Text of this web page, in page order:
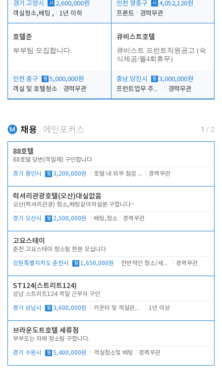
경기 고양시 시
2,600,000원
객실청소,베팅 ,
1년 이하
인천 영종구 시
4,052,120원
프론트
경력무관
호텔준
부부팀 모집합니다.
인천 중구 월 5,000,000원
객실 및 호텔청소
경력무관
큐비스트호텔
큐비스트 프런트직원공고 (숙
식제공/월4회휴무)
충남 당진시 월 3,000,000원
프런트업무 주간, 야간
경력무관
채용 메인포커스 1 / 2
88호텔
88호텔 당번(격일제) 구인합니다
경기 용인시 월 3,200,000원 호텔 내 외부 점검 및 프런트 운영 경력무관
럭셔리관광호텔(오산)대실없음
오산(럭셔리관광) 청소,베팅같이하실분 구합니다~
경기 오산시 월 2,500,000원 베팅,청소 경력무관
고요스테이
춘천 고요스테이 청소팀 한분 모십니다
강원특별자치도 춘천시 월 1,650,000원 전반적인 청소/세탁업무 경력무관
ST124(스트리트124)
성남 스트리트124 격일 근무자 구인
경기 성남시 월 3,600,000원 카운터 및 객실관리 전반 1년 이상
브라운도트호텔 세류점
부부또는 자매 청소팀 구합니다.
경기 수원시 월 5,400,000원 객실청소및 베팅 경력무관